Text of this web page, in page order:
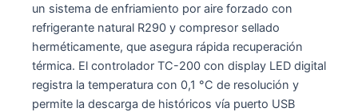
un sistema de enfriamiento por aire forzado con
refrigerante natural R290 y compresor sellado
herméticamente, que asegura rápida recuperación
térmica. El controlador TC-200 con display LED digital
registra la temperatura con 0,1 °C de resolución y
permite la descarga de históricos vía puerto USB